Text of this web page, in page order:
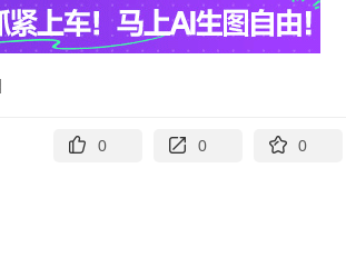
0 0 0